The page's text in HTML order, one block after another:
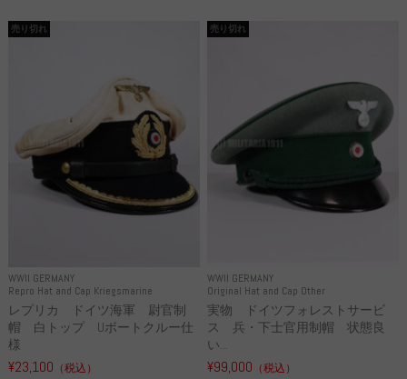
WWII GERMANY
Repro Hat and Cap Kriegsmarine
売り切れ
レプリカ ドイツ海軍 尉官制
帽 白トップ Uボートクルー仕
様
¥23,100 （税込）
WWII GERMANY
Original Hat and Cap Other
売り切れ
実物 ドイツフォレストサービ
ス 兵・下士官用制帽 状態良
い...
¥99,000 （税込）